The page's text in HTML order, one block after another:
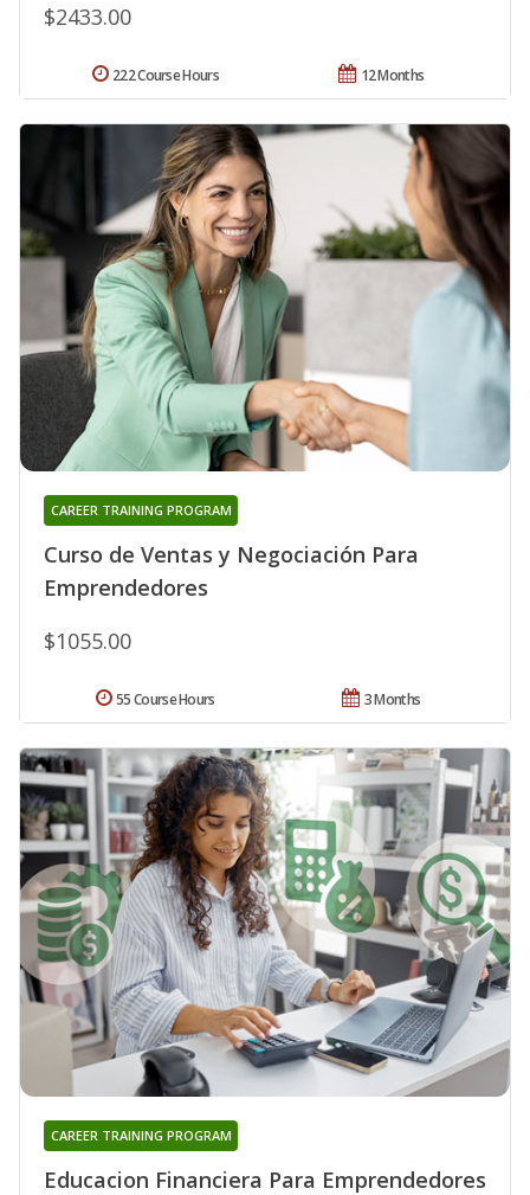
$2433.00
12 Months
222 Course Hours
Curso de Ventas y Negociación Para
Emprendedores
CAREER TRAINING PROGRAM
$1055.00
3 Months
55 Course Hours
Educacion Financiera Para Emprendedores
CAREER TRAINING PROGRAM